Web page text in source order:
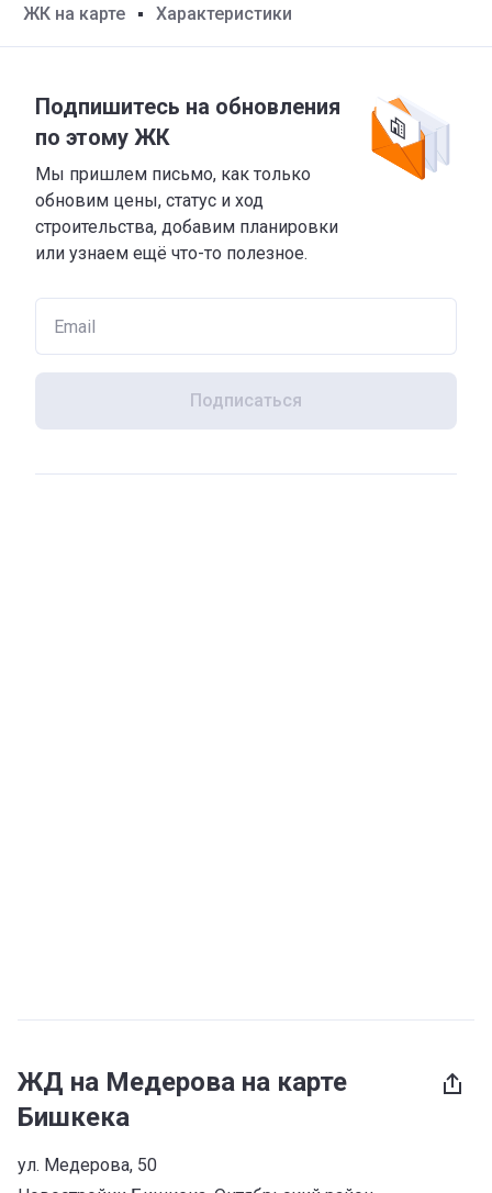
ЖК на карте Характеристики
Подпишитесь на обновления
по этому ЖК
Мы пришлем письмо, как только
обновим цены, статус и ход
строительства, добавим планировки
или узнаем ещё что-то полезное.
Подписаться
ЖД на Медерова на карте
Бишкека
ул. Медерова, 50